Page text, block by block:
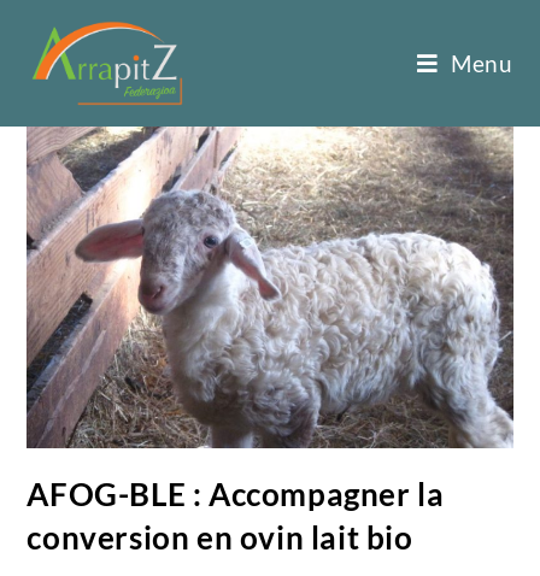
Menu
AFOG-BLE : Accompagner la
conversion en ovin lait bio